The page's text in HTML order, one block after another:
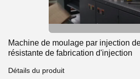
Machine de moulage par injection
résistante de fabrication d'injection
Détails du produit